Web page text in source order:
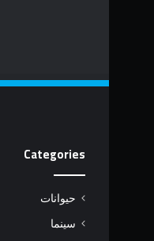
Categories
حیوانات
سینما